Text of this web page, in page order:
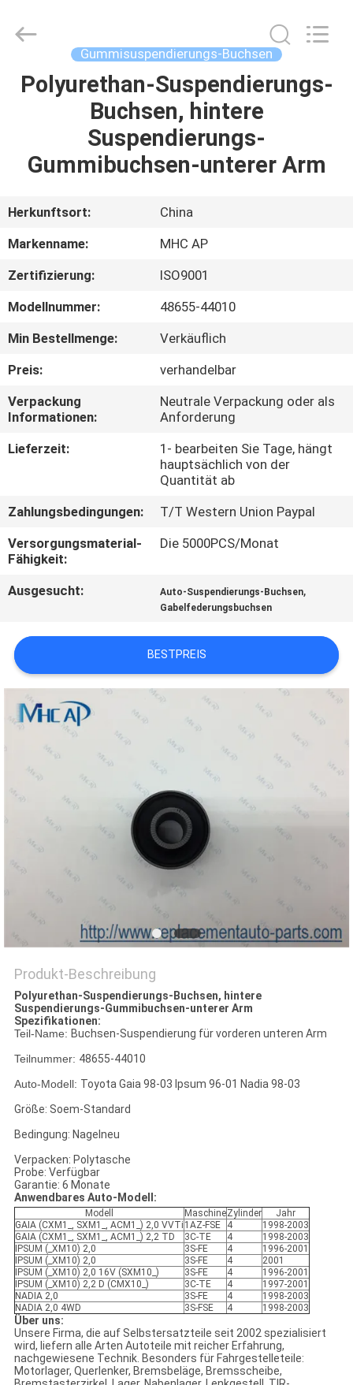
HEIM
PRODUKTE
UNS
AUSFLUG
QUALITÄTSKONTROLLE
KONTAKTIERE
UNS
EIN
ZITAT
SITEMAP
PRIVACY
POLICY
Parts
Limited.
Gummisuspendierungs-Buchsen
Polyurethan-Suspendierungs-
Buchsen, hintere
Suspendierungs-
Gummibuchsen-unterer Arm
Herkunftsort:
China
Markenname:
MHC AP
Zertifizierung:
ISO9001
Modellnummer:
48655-44010
Min Bestellmenge:
Verkäuflich
Preis:
verhandelbar
Verpackung
Informationen:
Neutrale Verpackung oder als
Anforderung
Lieferzeit:
1- bearbeiten Sie Tage, hängt
hauptsächlich von der
Quantität ab
Zahlungsbedingungen:
T/T Western Union Paypal
Versorgungsmaterial-
Fähigkeit:
Die 5000PCS/Monat
Ausgesucht: Auto-Suspendierungs-Buchsen,
Gabelfederungsbuchsen
BESTPREIS
Produkt-Beschreibung
Polyurethan-Suspendierungs-Buchsen, hintere
Suspendierungs-Gummibuchsen-unterer Arm
Spezifikationen:
Teil-Name: Buchsen-Suspendierung für vorderen unteren Arm
Teilnummer: 48655-44010
Auto-Modell: Toyota Gaia 98-03 Ipsum 96-01 Nadia 98-03
Größe: Soem-Standard
Bedingung: Nagelneu
Verpacken: Polytasche
Probe: Verfügbar
Garantie: 6 Monate
Anwendbares Auto-Modell:
Modell MaschineZylinder
Jahr
GAIA (CXM1_, SXM1_, ACM1_) 2,0 VVTi 1AZ-FSE 4
1998-2003
GAIA (CXM1_, SXM1_, ACM1_) 2,2 TD
3C-TE 4
1998-2003
IPSUM (_XM10) 2,0
3S-FE 4
1996-2001
IPSUM (_XM10) 2,0
3S-FE 4
2001
IPSUM (_XM10) 2,0 16V (SXM10_)
3S-FE 4
1996-2001
IPSUM (_XM10) 2,2 D (CMX10_)
3C-TE 4
1997-2001
NADIA 2,0
3S-FE 4
1998-2003
NADIA 2,0 4WD
3S-FSE 4 1998-2003
Über uns:
Unsere Firma, die auf Selbstersatzteile seit 2002 spezialisiert
wird, liefern alle Arten Autoteile mit reicher Erfahrung,
nachgewiesene Technik. Besonders für Fahrgestelleteile:
Motorlager, Querlenker, Bremsbeläge, Bremsscheibe,